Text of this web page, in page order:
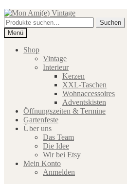
Zur
Navigation
springen
Zum
Inhalt
springen
Suche
nach:
Suchen
Menü
Shop
Vintage
Interieur
Kerzen
XXL-Taschen
Wohnaccessoires
Adventskisten
Öffnungszeiten & Termine
Gartenfeste
Über uns
Das Team
Die Idee
Wir bei Etsy
Mein Konto
Anmelden